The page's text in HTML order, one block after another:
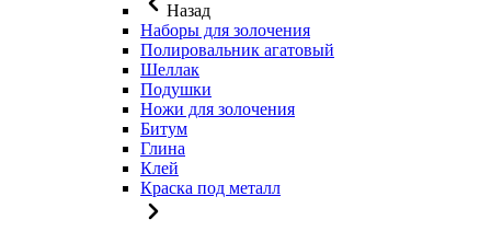
Назад
Наборы для золочения
Полировальник агатовый
Шеллак
Подушки
Ножи для золочения
Битум
Глина
Клей
Краска под металл